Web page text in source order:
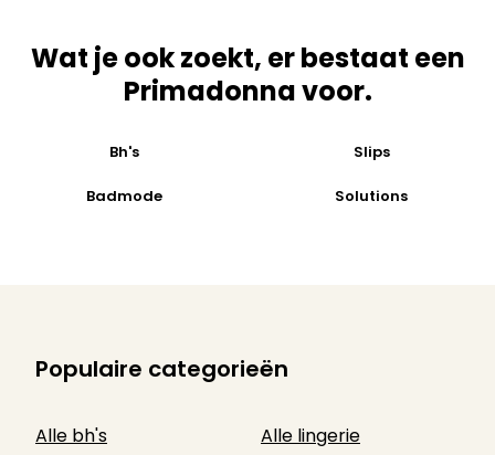
Wat je ook zoekt, er bestaat een
Primadonna voor.
Bh's Slips
Badmode Solutions
Populaire categorieën
Alle bh's
Alle lingerie